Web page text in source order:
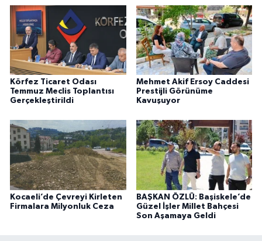
Körfez Ticaret Odası
Temmuz Meclis Toplantısı
Gerçekleştirildi
Mehmet Akif Ersoy Caddesi
Prestijli Görünüme
Kavuşuyor
Kocaeli’de Çevreyi Kirleten
Firmalara Milyonluk Ceza
BAŞKAN ÖZLÜ: Başiskele’de
Güzel İşler Millet Bahçesi
Son Aşamaya Geldi